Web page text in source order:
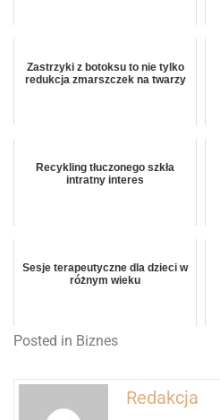
Zastrzyki z botoksu to nie tylko
redukcja zmarszczek na twarzy
Recykling tłuczonego szkła
intratny interes
Sesje terapeutyczne dla dzieci w
różnym wieku
Posted in Biznes
Redakcja